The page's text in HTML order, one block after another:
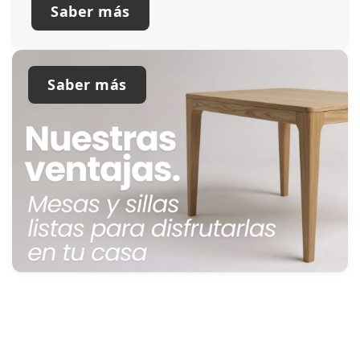
Saber más
Saber más